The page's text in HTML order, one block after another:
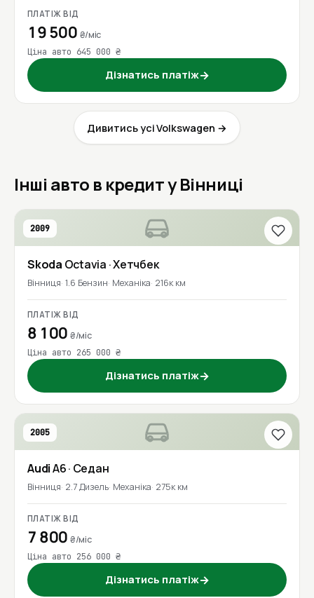
ПЛАТІЖ ВІД
19 500 ₴/міс
Ціна авто 645 000 ₴
Дізнатись платіж→
Дивитись усі Volkswagen →
Інші авто в кредит у Вінниці
2009
Skoda Octavia · Хетчбек
Вінниця 1.6 Бензин Механіка 216к км
ПЛАТІЖ ВІД
8 100₴/міс
Ціна авто 265 000 ₴
Дізнатись платіж→
2005
AudiA6· Седан
Вінниця 2.7 Дизель Механіка 275к км
ПЛАТІЖ ВІД
7 800₴/міс
Ціна авто 256 000 ₴
Дізнатись платіж→